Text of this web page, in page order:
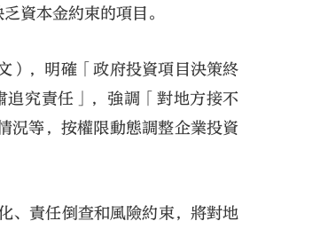
資本金約束的項目。
），明確「政府投資項目決策終
究責任」，強調「對地方接不
況等，按權限動態調整企業投資
、責任倒查和風險約束，將對地